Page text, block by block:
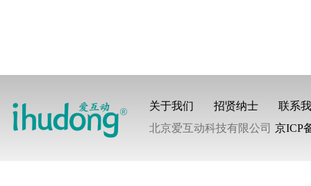
关于我们 招贤纳士
联系
北京爱互动科技有限公司 京ICP